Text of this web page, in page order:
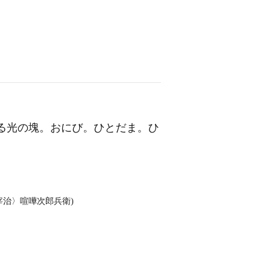
光の塊。おにび。ひとだま。ひ
〉喧嘩次郎兵衛)